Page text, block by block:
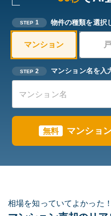
STEP 1 物件の種類を選択
マンション
STEP 2 マンション名を入
無料 マンショ
相場を知っていてよかった！